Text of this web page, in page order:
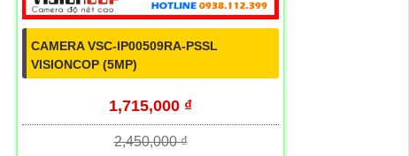
CAMERA VSC-IP00509RA-PSSL
VISIONCOP (5MP)
1,715,000 ₫
2,450,000 ₫